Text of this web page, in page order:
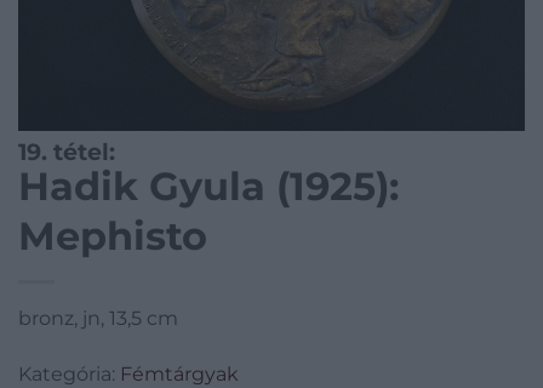
19. tétel:
Hadik Gyula (1925):
Mephisto
bronz, jn, 13,5 cm
Kategória: Fémtárgyak